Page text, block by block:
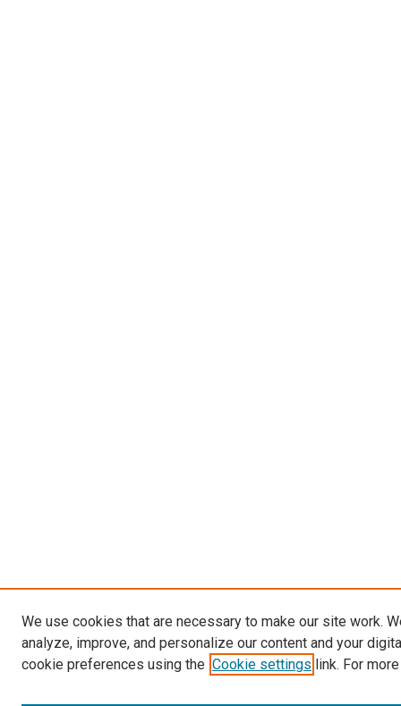
We use cookies that are necessary to make our site work.
analyze, improve, and personalize our content and your
cookie preferences using the Cookie settings link. For